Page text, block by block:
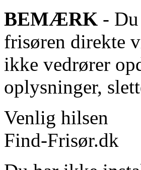
BEMÆRK -
frisøren direkte
ikke vedrører
oplysninger,
Venlig hilsen
Find-Frisør.dk